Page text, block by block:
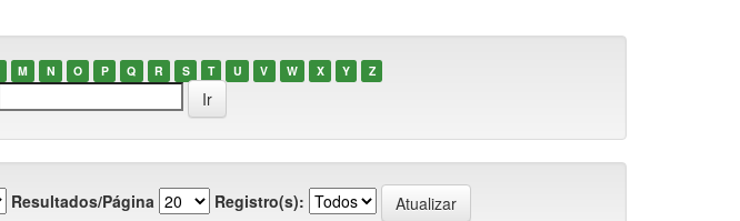
M N O P Q R S T U V W X Y Z
Resultados/Página Registro(s):